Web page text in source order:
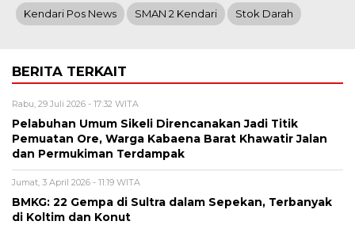
Kendari Pos News SMAN 2 Kendari Stok Darah
BERITA TERKAIT
Rabu, 29 Juli 2026 - 17:32 WITA
Pelabuhan Umum Sikeli Direncanakan Jadi Titik
Pemuatan Ore, Warga Kabaena Barat Khawatir Jalan
dan Permukiman Terdampak
Jumat, 3 April 2026 - 11:19 WITA
BMKG: 22 Gempa di Sultra dalam Sepekan, Terbanyak
di Koltim dan Konut